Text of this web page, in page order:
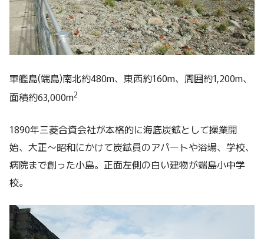
軍艦島(端島)南北約480m、東西約160m、周囲約1,200m、
面積約63,000m2
1890年三菱合資会社が本格的に海底炭鉱として操業開
始、大正～昭和にかけて炭鉱員のアパートや浴場、学校、
病院まで創った小島。正面左側の白い建物が端島小中学
校。